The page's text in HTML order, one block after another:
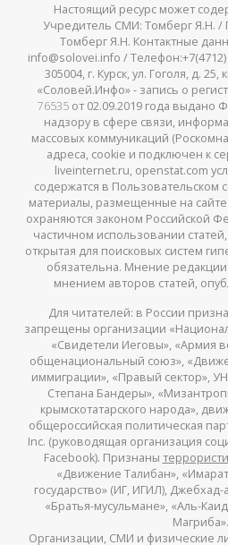
Настоящий ресурс может
Учредитель СМИ: Томберг Я.Н. /
Томберг Я.Н. Контактные
info@solovei.info /
305004, г. Курск, ул. Гоголя, д.
«Соловей.Инфо» - запись о
76535от 02.09.2019 года выдано
надзору в сфере связи,
массовых коммуникаций
адреса, cookie и подключен к
liveinternet.ru, openstat.com
содержатся в Пользовательском
материалы, размещенные на
охраняются законом Российской
частичном использовании
открытая для поисковых систем
обязательна. Мнение редакции
мнением авторов статей,
Для читателей: в России
запрещены организации
«Свидетели Иеговы», «Армия
общенациональный союз»,
иммиграции», «Правый сектор»,
Степана Бандеры»,
крымскотатарского народа»,
общероссийская политическая
Inc. (руководящая организация
Facebook). Признаны
«Движение Талибан»,
государство» (ИГ, ИГИЛ),
«Братья-мусульмане», «Аль-
Магриба».
Организации, СМИ и физические